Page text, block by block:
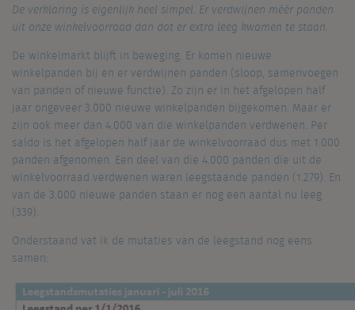
De verklaring is eigenlijk heel simpel. Er verdwijnen méér panden
uit onze winkelvoorraad dan dat er extra leeg kwamen te staan.
De winkelmarkt blijft in beweging. Er komen nieuwe
winkelpanden bij en er verdwijnen panden (sloop, samenvoegen
van panden of nieuwe functie). Zo zijn er in het afgelopen half
jaar ongeveer 3.000 nieuwe winkelpanden bijgekomen. Maar er
zijn ook meer dan 4.000 van die winkelpanden verdwenen. Per
saldo is het afgelopen half jaar de winkelvoorraad dus met 1.000
panden afgenomen. Een deel van die 4.000 panden die uit de
winkelvoorraad verdwenen waren leegstaande panden (1.279). En
van de 3.000 nieuwe panden staan er nog een aantal nu leeg
(339).
Onderstaand vat ik de mutaties van de leegstand nog eens
samen: